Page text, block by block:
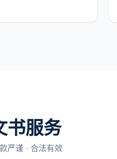
书服务
严谨 · 合法有效